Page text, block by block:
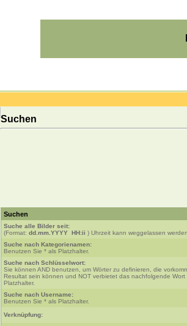
Suchen
Suchen
Suche alle Bilder seit:
(Format: dd.mm.YYYY HH:ii ) Uhrzeit kann weggelassen werden.
Suche nach Kategorienamen:
Benutzen Sie * als Platzhalter.
Suche nach Schlüsselwort:
Sie können AND benutzen, um Wörter zu definieren, die
Resultat sein können und NOT verbietet das nachfolgende
Platzhalter.
Suche nach Username:
Benutzen Sie * als Platzhalter.
Verknüpfung: